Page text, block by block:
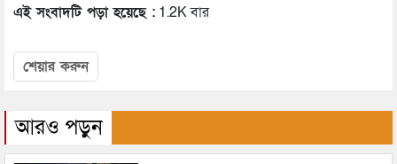
এই সংবাদটি পড়া হয়েছে : 1.2K বার
শেয়ার করুন
আরও পড়ুন